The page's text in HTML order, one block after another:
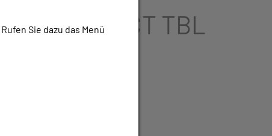
ACT TBL
Sie dazu das Menü